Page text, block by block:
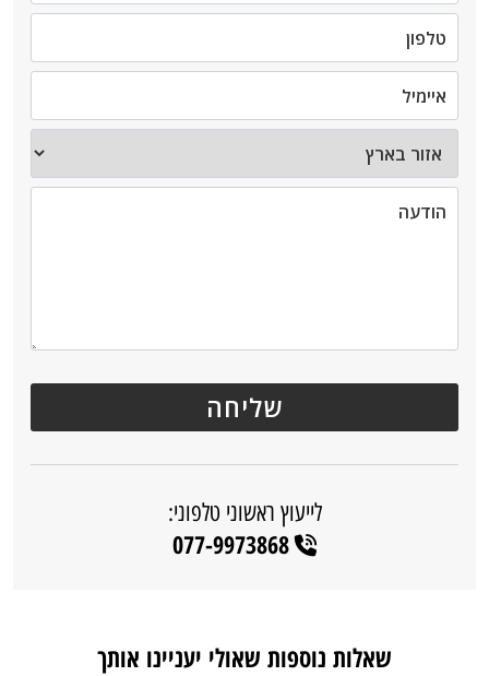
לייעוץ ראשוני טלפוני:
077-9973868
שאלות נוספות שאולי יעניינו אותך